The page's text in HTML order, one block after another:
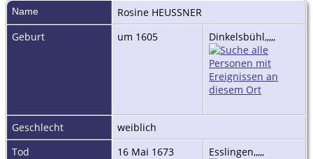
Name Rosine HEUSSNER
Geburt
um 1605 Dinkelsbühl,,,,,
Geschlecht
weiblich
Tod
16 Mai 1673 Esslingen,,,,,